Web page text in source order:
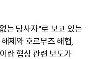
는 당사자"로 보고 있는
제와 호르무즈 해협,
란 협상 관련 보도가